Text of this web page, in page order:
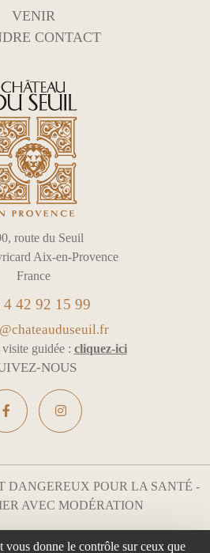
VENIR
CONTACT
route du Seuil
Aix-en-Provence
France
4 42 92 15 99
guidée : cliquez-ici
NOUS
DANGEREUX POUR LA SANTÉ -
AVEC MODÉRATION
vous donne le contrôle sur ceux que